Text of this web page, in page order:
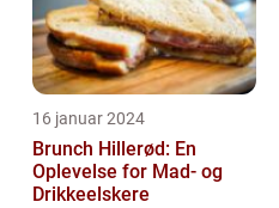
16 januar 2024
Brunch Hillerød: En
Oplevelse for Mad- og
Drikkeelskere